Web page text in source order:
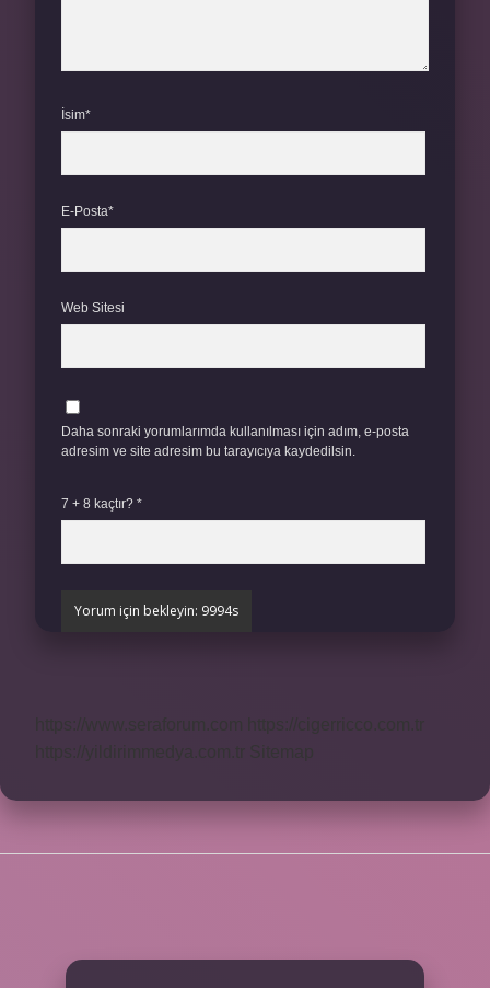
İsim*
E-Posta*
Web Sitesi
Daha sonraki yorumlarımda kullanılması için adım, e-posta
adresim ve site adresim bu tarayıcıya kaydedilsin.
7 + 8 kaçtır? *